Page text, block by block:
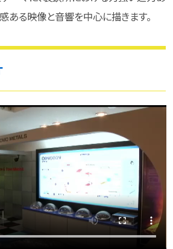
ある映像と音響を中心に描きます。